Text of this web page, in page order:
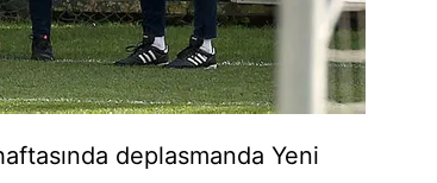
deplasmanda Yeni